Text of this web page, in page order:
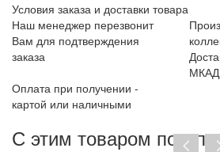
Условия заказа и доставки товара
Наш менеджер перезвонит
Вам для подтверждения
заказа
МКАД
Оплата при получении -
картой или наличными
С этим товаром